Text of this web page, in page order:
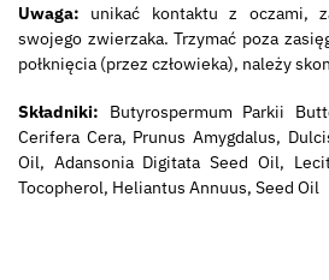
Uwaga: unikać kontaktu z oczami,
swojego zwierzaka. Trzymać poza
połknięcia (przez człowieka), należy
Składniki: Butyrospermum Parkii
Cerifera Cera, Prunus Amygdalus,
Oil, Adansonia Digitata Seed Oil,
Tocopherol, Heliantus Annuus, Seed Oil